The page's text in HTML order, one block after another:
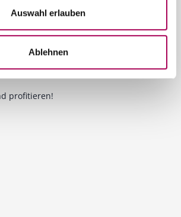
Auswahl erlauben
Ablehnen
in ihrer Mailbox
profitieren!